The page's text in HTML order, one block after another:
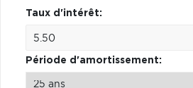
Taux d'intérêt:
Période d'amortissement: